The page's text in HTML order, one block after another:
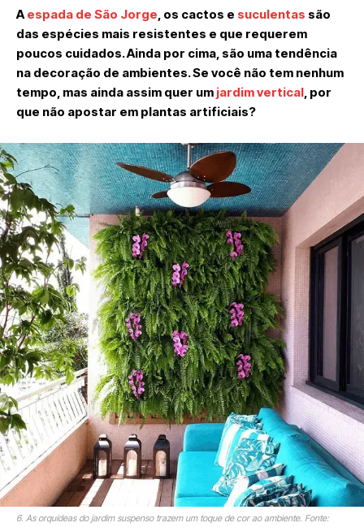
A espada de São Jorge , os cactos e suculentas são
das espécies mais resistentes e que requerem
poucos cuidados. Ainda por cima, são uma tendência
na decoração de ambientes. Se você não tem nenhum
tempo, mas ainda assim quer um jardim vertical , por
que não apostar em plantas artificiais?
6. As orquídeas do jardim suspenso trazem um toque de cor ao ambiente. Fonte: